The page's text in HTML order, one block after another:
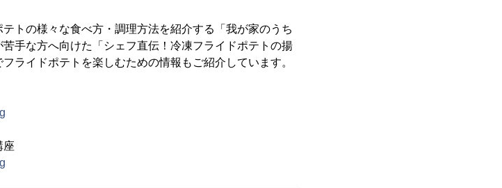
トの様々な食べ方・調理方法を紹介する「我が家のうち
手な方へ向けた「シェフ直伝！冷凍フライドポテトの揚
ライドポテトを楽しむための情報もご紹介しています。
座